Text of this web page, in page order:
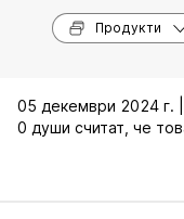
Продукти
05 декември 2024 г. |
0 души считат, че